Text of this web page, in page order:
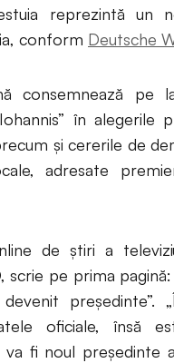
reprezintă un
conform Deutsche
consemnează pe
în alegerile
şi cererile de
adresate
de ştiri a
scrie pe prima pagină:
devenit preşedinte”.
oficiale, însă
va fi noul preşedinte